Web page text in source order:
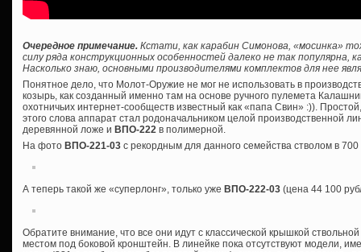
Очередное примечание. Кстати, как карабин Симонова, «мосинка»
силу ряда конструкционных особенностей далеко не так популярна,
Насколько знаю, основными производителями комплектов для нее
Понятное дело, что Молот-Оружие не мог не использовать в
козырь, как созданный именно там на основе ручного пулемета
охотничьих интернет-сообществ известный как «папа Свин» :)).
этого слова аппарат стал родоначальником целой производственной
деревянной ложе и ВПО-222 в полимерной.
На фото ВПО-221-03 с рекордным для данного семейства стволом в
А теперь такой же «суперлонг», только уже ВПО-222-03 (цена 44 100
Обратите внимание, что все они идут с классической крышкой
местом под боковой кронштейн. В линейке пока отсутствуют модели,